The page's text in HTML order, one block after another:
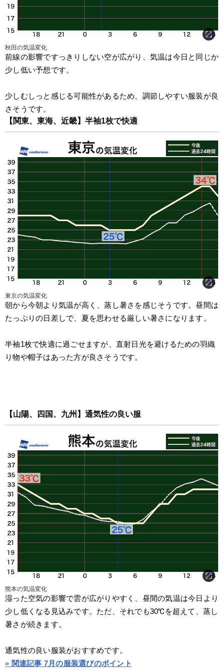
秋田の気温変化
前線の影響ですっきりしない空が広がり、気温は今日と同じか
少し低い予想です。
少しむしっと感じる可能性があるため、調節しやすい服装が良
さそうです。
【関東、東海、近畿】半袖1枚で快適
東京の気温変化
朝から今朝より気温が高く、蒸し暑さを感じそうです。昼間は
たっぷりの日差しで、夏を思わせる厳しい暑さになります。
半袖1枚で快適に過ごせますが、直射日光を避けるための羽織
り物や帽子はあった方が良さそうです。
【山陽、四国、九州】通気性の良い服
熊本の気温変化
湿った空気の影響で雲が広がりやすく、昼間の気温は今日より
少し低くなる見込みです。ただ、それでも30℃を超えて、蒸し
暑さが続きます。
通気性の良い服装がおすすめです。
» 関連記事 7月の服装選びのポイント